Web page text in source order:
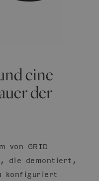
eine
der
von GRID
die demontiert,
konfiguriert